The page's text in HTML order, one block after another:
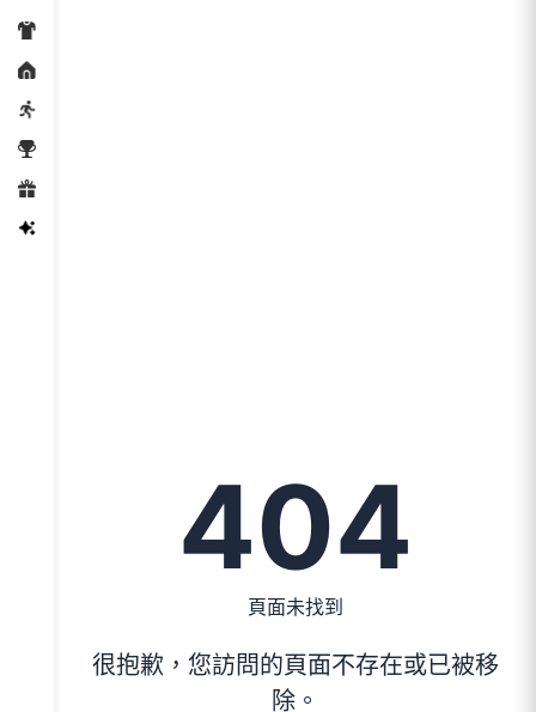
404
頁面未找到
很抱歉，您訪問的頁面不存在或已被移
除。